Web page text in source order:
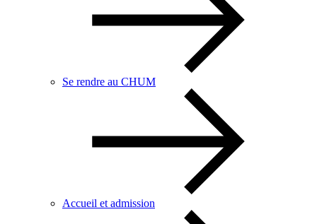
Se rendre au CHUM
Accueil et admission